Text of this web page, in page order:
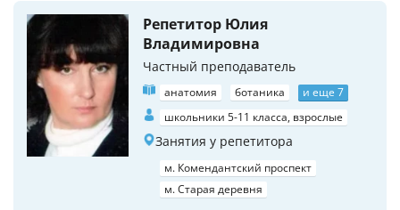
Репетитор Юлия
Владимировна
Частный преподаватель
анатомия ботаника
и еще 7
школьники 5-11 класса, взрослые
Занятия у репетитора
м. Комендантский проспект
м. Старая деревня